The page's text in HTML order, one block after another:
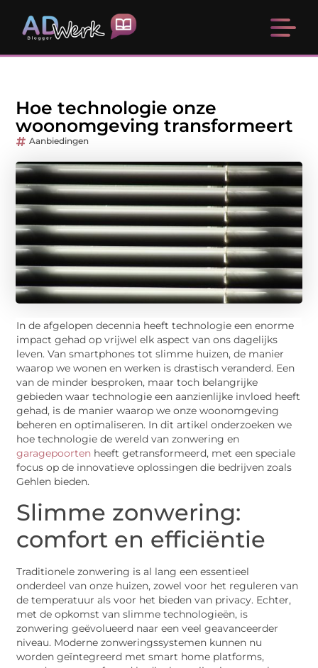
Hoe technologie onze
woonomgeving transformeert
Aanbiedingen
In de afgelopen decennia heeft technologie een enorme
impact gehad op vrijwel elk aspect van ons dagelijks
leven. Van smartphones tot slimme huizen, de manier
waarop we wonen en werken is drastisch veranderd. Een
van de minder besproken, maar toch belangrijke
gebieden waar technologie een aanzienlijke invloed heeft
gehad, is de manier waarop we onze woonomgeving
beheren en optimaliseren. In dit artikel onderzoeken we
hoe technologie de wereld van zonwering en
garagepoorten heeft getransformeerd, met een speciale
focus op de innovatieve oplossingen die bedrijven zoals
Gehlen bieden.
Slimme zonwering:
comfort en efficiëntie
Traditionele zonwering is al lang een essentieel
onderdeel van onze huizen, zowel voor het reguleren van
de temperatuur als voor het bieden van privacy. Echter,
met de opkomst van slimme technologieën, is
zonwering geëvolueerd naar een veel geavanceerder
niveau. Moderne zonweringssystemen kunnen nu
worden geïntegreerd met smart home platforms,